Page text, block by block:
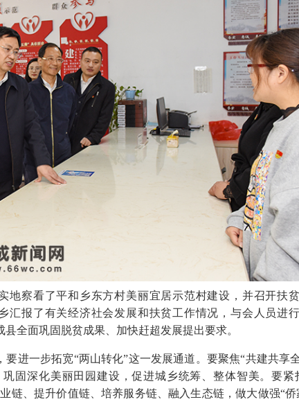
察看了平和乡东方村美丽宜居示范村建设，并召开扶
汇报了有关经济社会发展和扶贫工作情况，与会人员进
县全面巩固脱贫成果、加快赶超发展提出要求。
一步拓宽“两山转化”这一发展通道。要聚焦“共建共享
巩固深化美丽田园建设，促进城乡统筹、整体智美。要紧
链、提升价值链、培养服务链、融入生态链，做大做强“侨